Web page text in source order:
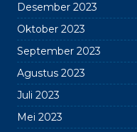
Desember 2023
Oktober 2023
September 2023
Agustus 2023
Juli 2023
Mei 2023